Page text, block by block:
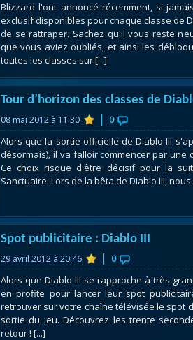
Blizzard l'ont annoncé récemment, si
exclusif disponibles pour chaque classe de
de se rattraper. Sachez qu'il vous reste
que vous aviez oubliés, et ainsi les
toutes les classes sur [...]
Tour d’horizon des classes de
08 mai 2012 à 11:30 | 0
Alors que la sortie officielle de Diablo III
désormais), il va falloir commencer par
Ce choix risque d'être décisif pour la
Sanctuaire. Lors de la bêta de Diablo III,
Spot publicitaire : Diablo III
29 avril 2012 à 20:46 | 0
Alors que Diablo III se rapproche à très
en profite pour lancer leur spot
retrouver sur votre chaîne télévisée le spot
sortie du jeu. Découvrez les trente
retour ! [...]